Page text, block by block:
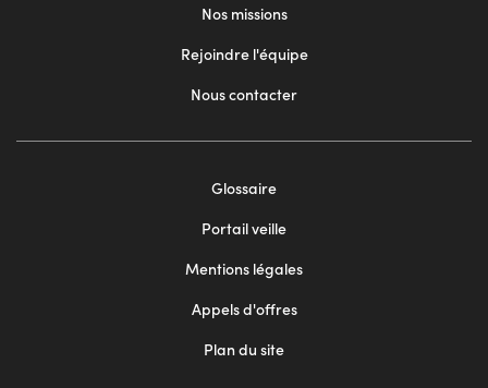
Nos missions
Rejoindre l'équipe
Nous contacter
Glossaire
Portail veille
Mentions légales
Appels d'offres
Plan du site